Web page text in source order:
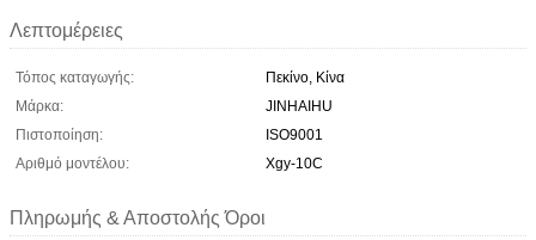
Λεπτομέρειες
Τόπος καταγωγής:
Πεκίνο, Κίνα
Μάρκα:
JINHAIHU
Πιστοποίηση:
ISO9001
Αριθμό μοντέλου:
Xgy-10C
Πληρωμής & Αποστολής Όροι